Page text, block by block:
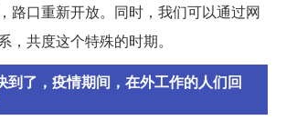
路口重新开放。同时，我们可以通过网
，共度这个特殊的时期。
到了，疫情期间，在外工作的人们回